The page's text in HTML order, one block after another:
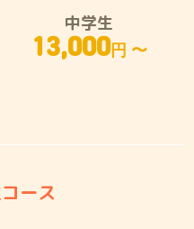
中学生
13,000円 〜
コース